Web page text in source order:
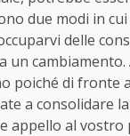
due modi in
delle
un cambiamento.
poiché di fronte
a consolidare
appello al vostro